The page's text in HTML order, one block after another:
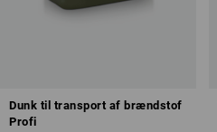
Dunk til transport af brændstof
Profi